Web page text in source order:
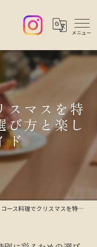
スマスを特
び方と楽し
ド
コース料理でクリスマスを特別に彩るための選び方と楽しみ方ガイド